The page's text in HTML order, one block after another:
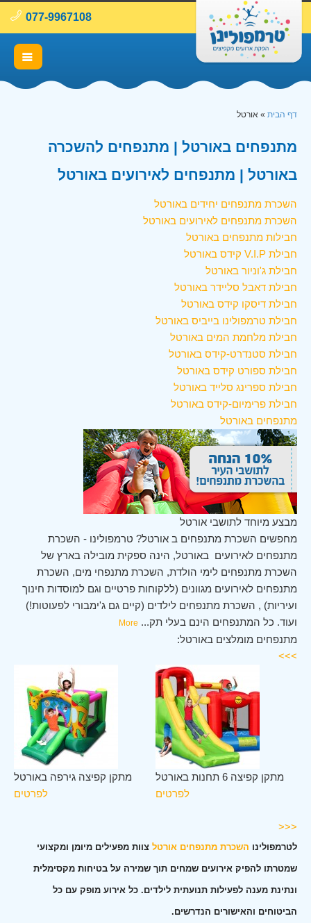
077-9967108
דף הבית » אורטל
מתנפחים באורטל | מתנפחים להשכרה
באורטל | מתנפחים לאירועים באורטל
השכרת מתנפחים יחידים באורטל
השכרת מתנפחים לאירועים באורטל
חבילות מתנפחים באורטל
חבילת V.I.P קידס באורטל
חבילת ג'וניור באורטל
חבילת דאבל סליידר באורטל
חבילת דיסקו קידס באורטל
חבילת טרמפולינו בייביס באורטל
חבילת מלחמת המים באורטל
חבילת סטנדרט-קידס באורטל
חבילת ספורט קידס באורטל
חבילת ספרינג סלייד באורטל
חבילת פרימיום-קידס באורטל
מתנפחים באורטל
מבצע מיוחד לתושבי אורטל
מחפשים השכרת מתנפחים ב אורטל? טרמפולינו - השכרת
מתנפחים לאירועים באורטל, הינה ספקית מובילה בארץ של
השכרת מתנפחים לימי הולדת, השכרת מתנפחי מים, השכרת
מתנפחים לאירועים מגוונים (ללקוחות פרטיים וגם למוסדות חינוך
ועיריות) , השכרת מתנפחים לילדים (קיים גם ג'ימבורי לפעוטות!)
ועוד. כל המתנפחים הינם בעלי תק...
More
מתנפחים מומלצים באורטל:
>>>
מתקן קפיצה גירפה באורטל
לפרטים
מתקן קפיצה 6 תחנות באורטל
לפרטים
<<<
לטרמפולינו השכרת מתנפחים אורטל צוות מפעילים מיומן ומקצועי
שמטרתו להפיק אירועים שמחים תוך שמירה על בטיחות מקסימלית
ונתינת מענה לפעילות תנועתית לילדים. כל אירוע מופק עם כל
הביטוחים והאישורים הנדרשים.